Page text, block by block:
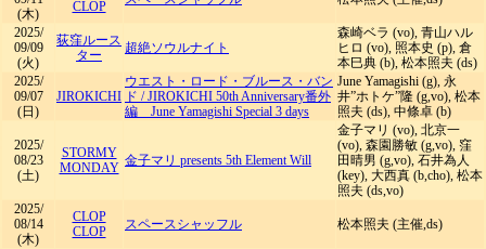
(木)
CLOP
2025/
09/09
(火)
荻窪ルース
ター
超絶ソウルナイト
森崎ベラ (vo), 青山ハル
ヒロ (vo), 照本史 (p), 倉
本巳典 (b), 松本照夫 (ds)
2025/
09/07
(日)
JIROKICHI
ウエスト・ロード・ブルース・バン
ド /JIROKICHI 50th Anniversary番外
編 June Yamagishi Special 3 days
June Yamagishi (g), 永
井”ホトケ”隆 (g,vo), 松本
照夫 (ds), 中條卓 (b)
2025/
08/23
(土)
STORMY
MONDAY 金子マリ presents 5th Element Will
金子マリ (vo), 北京一
(vo), 森園勝敏 (g,vo), 窪
田晴男 (g,vo), 石井為人
(key), 大西真 (b,cho), 松本
照夫 (ds,vo)
2025/
08/14
(木)
CLOP
CLOP
スペースシャッフル 松本照夫 (主催,ds)